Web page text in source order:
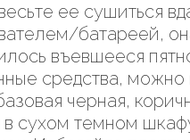
ее сушиться
батареей,
въевшееся
средства,
черная,
сухом темном